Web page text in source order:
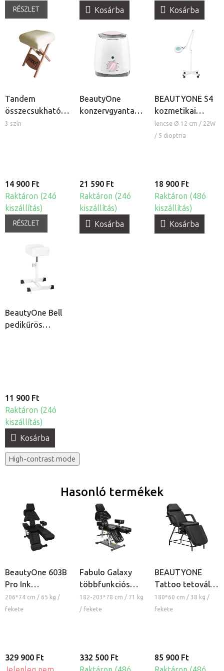
RÉSZLET
Kosárba
Kosárba
Tandem
összecsukható
szék
3 szín
14 900 Ft
Raktáron (24ó
kiszállítás)
RÉSZLET
BeautyOne
konzervgyanta
21 590 Ft
Raktáron (24ó
kiszállítás)
Kosárba
BEAUTYONE S4
kozmetikai
lámpa nagyítóval
és állvánnyal
lencse Ø 12 cm / 22W
/ 5 dioptria
18 900 Ft
Raktáron (48ó
kiszállítás)
Kosárba
BeautyOne Bell
pedikűrös
11 900 Ft
Raktáron (24ó
kiszállítás)
Kosárba
High-contrast mode
Hasonló termékek
BeautyOne 603B
Pro Ink
hidraulikus
tetováló szék
206*74 cm / 65 kg /
fekete
329 900 Ft
Fabulo Galaxy
többfunkciós
hidraulikus
tetováló szék
182-203*78 cm / 71 kg
/ fekete
332 500 Ft
BEAUTYONE
Tattoo tetováló
szék
180*60 cm / 38 kg /
fekete
85 900 Ft